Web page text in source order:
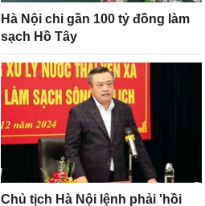
Hà Nội chi gần 100 tỷ đồng làm
sạch Hồ Tây
Chủ tịch Hà Nội lệnh phải 'hồi